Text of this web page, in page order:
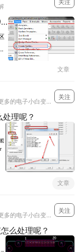
关注
【ORACD原理图设计90问解析】第39问 Orcad输出的Allegro的第一方网表与第三方网表有什么区别？
文章
一个从小白过来的电子工程师，并且想让更多的电子小白变成对国家有用的电子设计工程师
关注
理呢？
文章
一个从小白过来的电子工程师，并且想让更多的电子小白变成对国家有用的电子设计工程师
关注
么处理呢？